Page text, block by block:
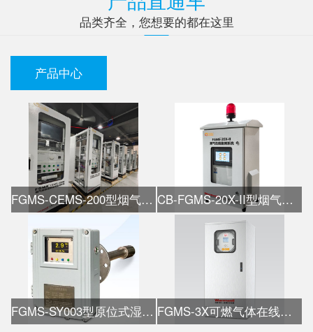
品类齐全，您想要的都在这里
产品中心
FGMS-CEMS-200型烟气在线监测系统 CB-FGMS-20X-II型烟气在线监测系统
FGMS-SY003型原位式湿氧检测仪 FGMS-3X可燃气体在线热值仪